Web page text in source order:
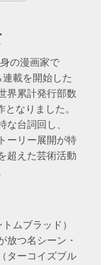
の漫画家で
載を開始した
界累計発行部数
なりました。
台詞回し、
ーリー展開が特
超えた芸術活動
ムブラッド）
放つ名シーン・
ターコイズブル